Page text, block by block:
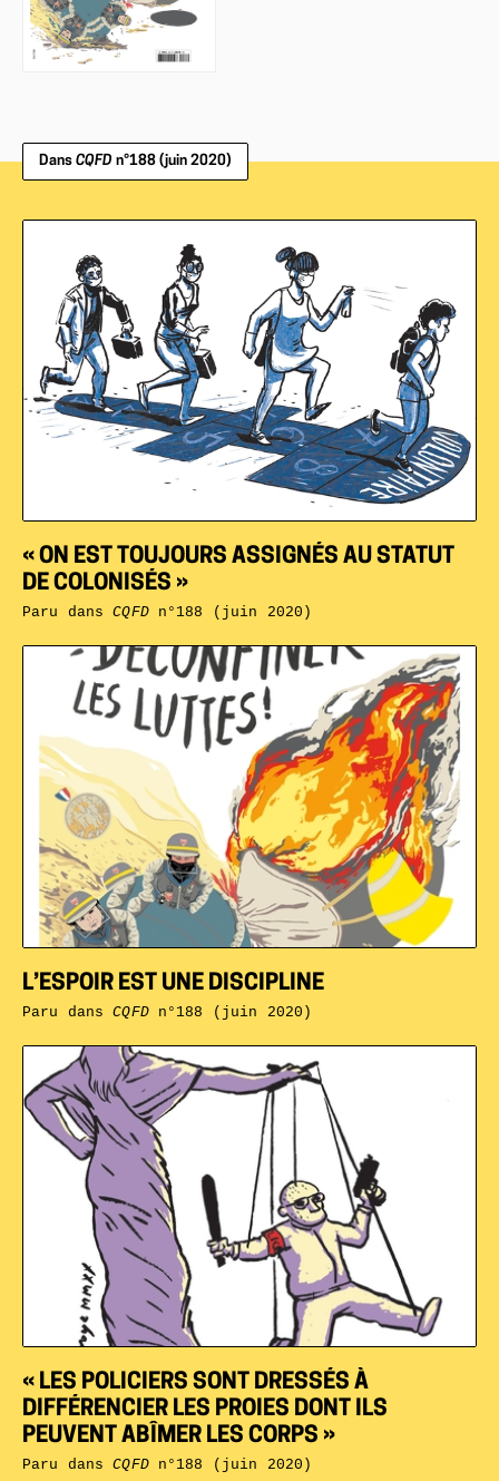
Dans CQFD n°188 (juin 2020)
« LES POLICIERS SONT DRESSÉS À
DIFFÉRENCIER LES PROIES DONT ILS
PEUVENT ABÎMER LES CORPS »
Paru dansCQFDn°188 (juin 2020)
L’ESPOIR EST UNE DISCIPLINE
Paru dansCQFDn°188 (juin 2020)
« ON EST TOUJOURS ASSIGNÉS AU STATUT
DE COLONISÉS »
Paru dansCQFDn°188 (juin 2020)